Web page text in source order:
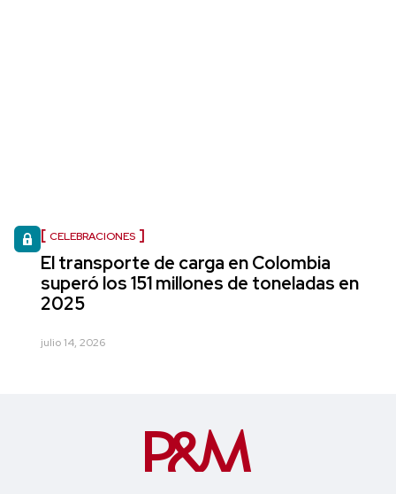
CELEBRACIONES
El transporte de carga en Colombia
superó los 151 millones de toneladas en
2025
julio 14, 2026